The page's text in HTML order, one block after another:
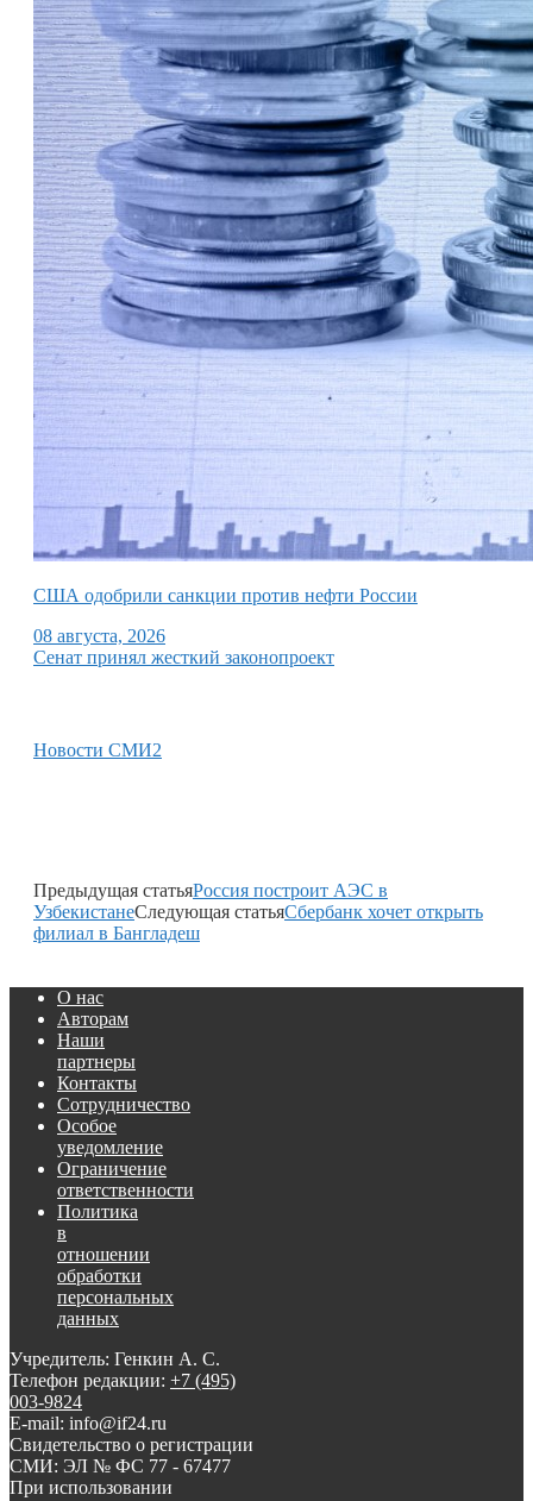
США одобрили санкции против нефти России
08 августа, 2026
Сенат принял жесткий законопроект
Новости СМИ2
Предыдущая статьяРоссия построит АЭС в
УзбекистанеСледующая статьяСбербанк хочет открыть
филиал в Бангладеш
О нас
Авторам
Наши
партнеры
Контакты
Сотрудничество
Особое
уведомление
Ограничение
ответственности
Политика
в
отношении
обработки
персональных
данных
Учредитель: Генкин А. С.
Телефон редакции: +7 (495)
003-9824
E-mail: info@if24.ru
Свидетельство о регистрации
СМИ: ЭЛ № ФС 77 - 67477
При использовании